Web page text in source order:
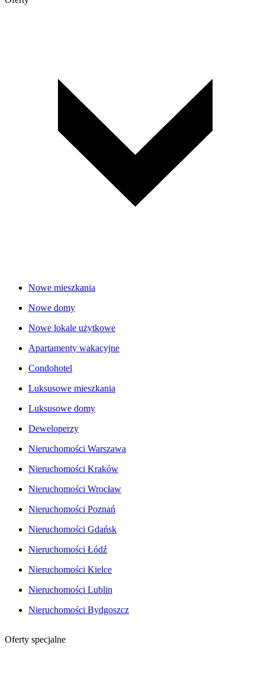
Nowe mieszkania
Nowe domy
Nowe lokale użytkowe
Apartamenty wakacyjne
Condohotel
Luksusowe mieszkania
Luksusowe domy
Deweloperzy
Nieruchomości Warszawa
Nieruchomości Kraków
Nieruchomości Wrocław
Nieruchomości Poznań
Nieruchomości Gdańsk
Nieruchomości Łódź
Nieruchomości Kielce
Nieruchomości Lublin
Nieruchomości Bydgoszcz
Oferty specjalne